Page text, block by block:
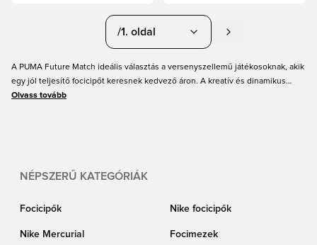
/1. oldal
A PUMA Future Match ideális választás a versenyszellemű játékosoknak, akik
egy jól teljesítő focicipőt keresnek kedvező áron. A kreatív és dinamikus
játékosok számára fejlesztve egy kiegyensúlyozott cipőt kapsz, fantasztikus
Olvass tovább
NÉPSZERŰ KATEGÓRIÁK
Focicipők Nike focicipők
Nike Mercurial Focimezek